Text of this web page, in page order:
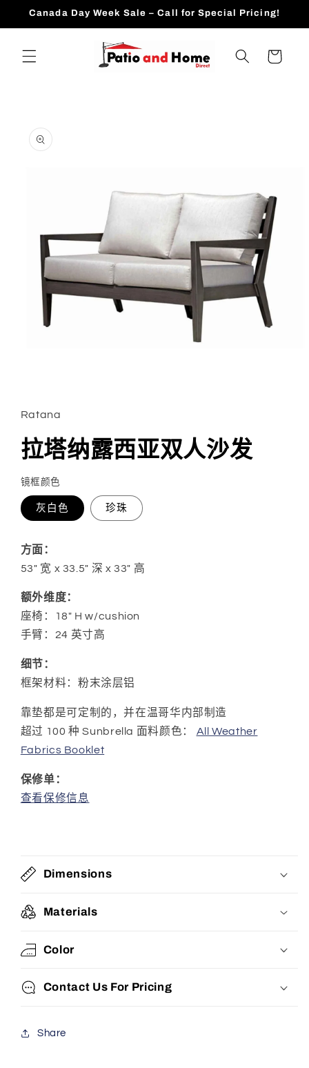
跳到内
Canada Day Week Sale – Call for Special Pricing!
物
跳至产
品信息
窗
中
打
媒
体
文
Ratana
拉塔纳露西亚双人沙发
镜框颜色
灰白色 珍珠
方面：
53" 宽 x 33.5" 深 x 33" 高
额外维度：
座椅：18" H w/cushion
手臂：24 英寸高
细节：
框架材料：粉末涂层铝
靠垫都是可定制的，并在温哥华内部制造
超过 100 种 Sunbrella 面料颜色：
All Weather
Fabrics Booklet
保修单：
查看保修信息
Dimensions
Materials
Color
Contact Us For Pricing
Share